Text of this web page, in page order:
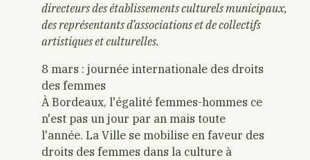
directeurs des établissements culturels municipaux,
des représentants d’associations et de collectifs
artistiques et culturelles.
8 mars : journée internationale des droits
des femmes
À Bordeaux, l'égalité femmes-hommes ce
n'est pas un jour par an mais toute
l'année. La Ville se mobilise en faveur des
droits des femmes dans la culture à